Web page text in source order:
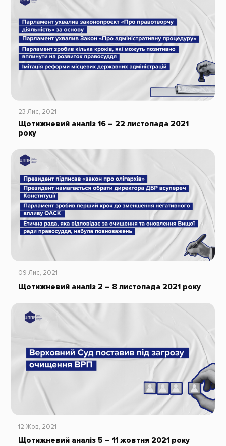
23 Лис, 2021
Щотижневий аналіз 16 – 22 листопада 2021
року
09 Лис, 2021
Щотижневий аналіз 2 – 8 листопада 2021 року
12 Жов, 2021
Щотижневий аналіз 5 – 11 жовтня 2021 року